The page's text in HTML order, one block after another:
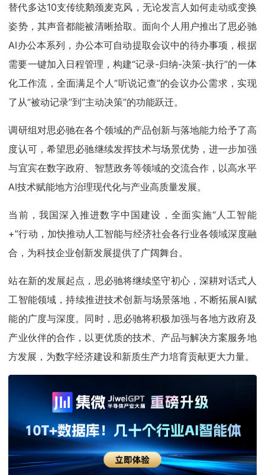
替代多达10支传统鹅颈麦克风，无论发言人如何走动或变换
姿势，其声音都能被清晰拾取。面向个人用户推出了思必驰
AI办公本系列，办公本可自动提取会议中的待办事项，根据
需要一键加入日程管理，构建“记录-归纳-决策-执行”的一体
化工作流，全面满足个人“听说记查”的会议办公需求，实现
了从“被动记录”到“主动决策”的功能跃迁。
调研组对思必驰在各个领域的产品创新与落地能力给予了高
度认可，希望思必驰继续发挥技术与场景优势，进一步加强
与宜宾在数字政府、智慧政务等领域的交流合作，以高水平
AI技术赋能地方治理现代化与产业高质量发展。
当前，我国深入推进数字中国建设，全面实施“人工智能
+”行动，加快推动人工智能与经济社会各行业各领域深度融
合，为科技企业创新发展提供了广阔舞台。
站在新的发展起点，思必驰将继续坚守初心，深耕对话式人
工智能领域，持续推进技术创新与场景落地，不断拓展AI赋
能的广度与深度。同时，思必驰将积极加强与各地方政府及
产业伙伴的合作，以更优质的技术、产品与解决方案服务地
方发展，为数字经济建设和新质生产力培育贡献更大力量。